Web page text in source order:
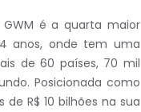
GWM é a quarta maior
anos, onde tem uma
de 60 países, 70 mil
Posicionada como
R$ 10 bilhões na sua